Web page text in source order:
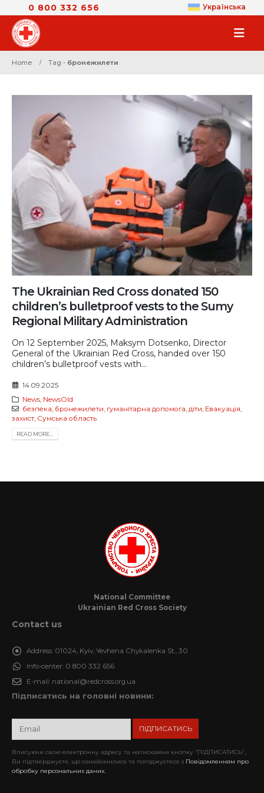
0 800 332 656 Українська
Home Tag - бронежилети
The Ukrainian Red Cross donated 150
children’s bulletproof vests to the Sumy
Regional Military Administration
On 12 September 2025, Maksym Dotsenko, Director
General of the Ukrainian Red Cross, handed over 150
children’s bulletproof vests with...
14.09.2025
News, NewsOld
безпека бронежилети гуманітарна допомога діти Евакуація
захист, Сумська область
READ MORE...
National Committee
Ukrainian Red Cross Society
Contact us
Address: 01024, Kyiv, Yevhena Chykalenka St., 30
Info-center: 0 800 332 656
E-mail: national@redcross.org.ua
Підписатись на головні новини:
Вписуючи свою електронну адресу та натискаючи кнопку “ПІДПИСАТИСЬ”,
Ви підтверджуєте, що ознайомилися та погоджуєтеся з Повідомленням про
обробку персональних даних.